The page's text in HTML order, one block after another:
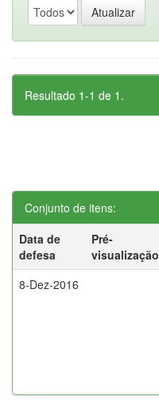
Resultado 1-1 de 1.
Conjunto de itens:
Data de
defesa
Pré-
visualização
8-Dez-2016